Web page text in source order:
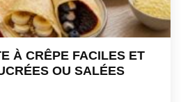
À CRÊPE FACILES ET
OU SALÉES